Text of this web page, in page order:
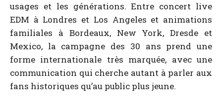
usages et les générations. Entre concert live
EDM à Londres et Los Angeles et animations
familiales à Bordeaux, New York, Dresde et
Mexico, la campagne des 30 ans prend une
forme internationale très marquée, avec une
communication qui cherche autant à parler aux
fans historiques qu’au public plus jeune.